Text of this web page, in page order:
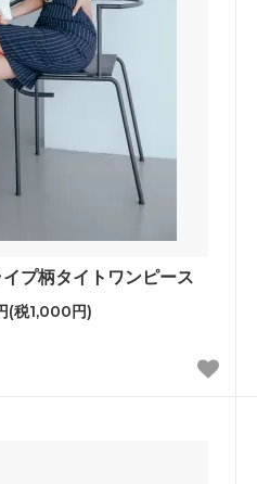
イプ柄タイトワンピース
(税1,000円)